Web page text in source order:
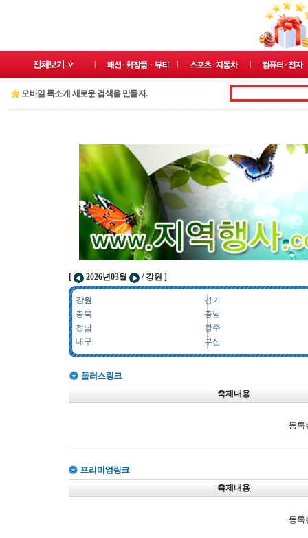
모바일 톡소개 새로운 검색을 만들자.
[ 2026년03월 / 강원 ]
강원
경기
충북
충남
전남
광주
대구
부산
축제내용
등록
축제내용
등록